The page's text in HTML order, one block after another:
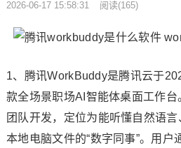
2026-06-17 15:58:31 阅读(165)
1、腾讯WorkBuddy是腾讯云于
款全场景职场AI智能体桌面工作
团队开发，定位为能听懂自然语
本地电脑文件的“数字同事”。用户